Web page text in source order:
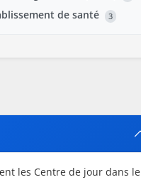
de santé 3
les Centre de jour dans le